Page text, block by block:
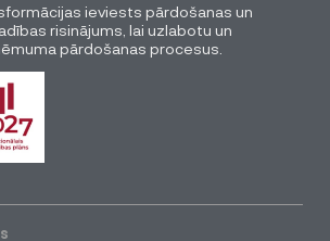
ieviests pārdošanas un
risinājums, lai uzlabotu un
pārdošanas procesus.